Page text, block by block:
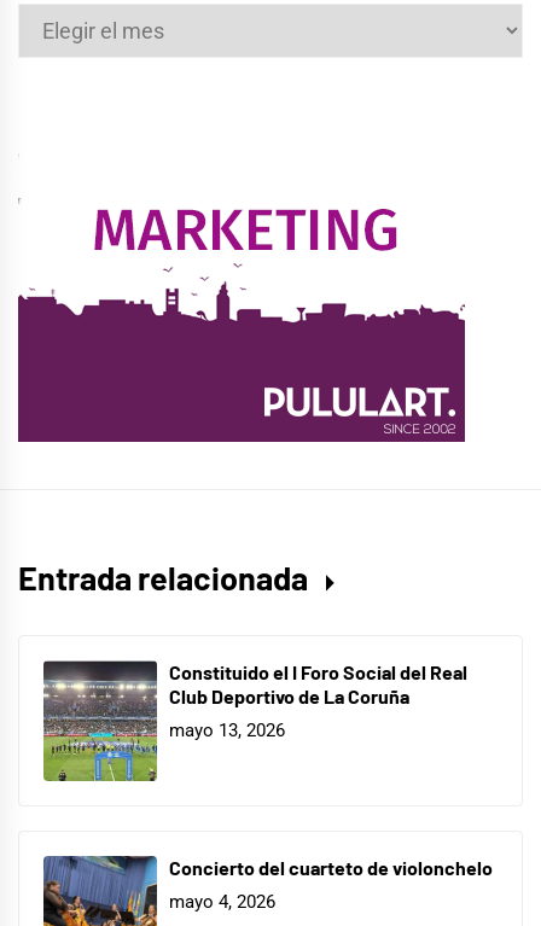
Archivos
Entrada relacionada
Constituido el I Foro Social del Real
Club Deportivo de La Coruña
mayo 13, 2026
Concierto del cuarteto de violonchelo
mayo 4, 2026